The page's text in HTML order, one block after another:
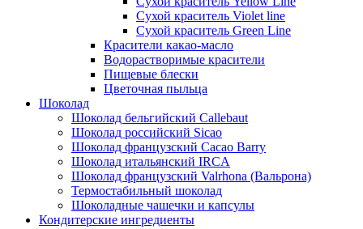
Сухой краситель Violet line
Сухой краситель Green Line
Красители какао-масло
Водорастворимые красители
Пищевые блески
Цветочная пыльца
Шоколад
Шоколад бельгийский Callebaut
Шоколад российский Sicao
Шоколад французский Cacao Barry
Шоколад итальянский IRCA
Шоколад французский Valrhona (Вальрона)
Термостабильный шоколад
Шоколадные чашечки и капсулы
Кондитерские ингредиенты